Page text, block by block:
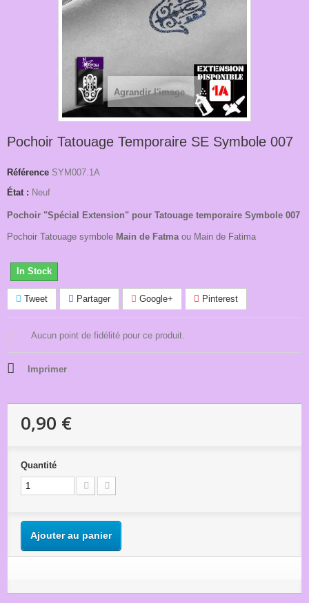
Agrandir l'image
Pochoir Tatouage Temporaire SE Symbole 007
Référence SYM007.1A
État : Neuf
Pochoir "Spécial Extension" pour Tatouage temporaire Symbole 007
Pochoir Tatouage symbole Main de Fatma ou Main de Fatima
In Stock
Tweet Partager Google+ Pinterest
Aucun point de fidélité pour ce produit.
Imprimer
0,90 €
Quantité
Ajouter au panier